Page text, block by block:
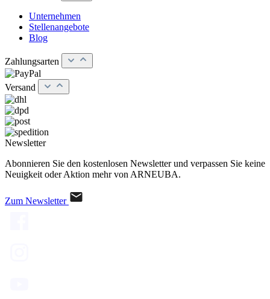
Unternehmen
Stellenangebote
Blog
Zahlungsarten
Versand
Newsletter
Abonnieren Sie den kostenlosen Newsletter und verpassen Sie keine
Neuigkeit oder Aktion mehr von ARNEUBA.
Zum Newsletter